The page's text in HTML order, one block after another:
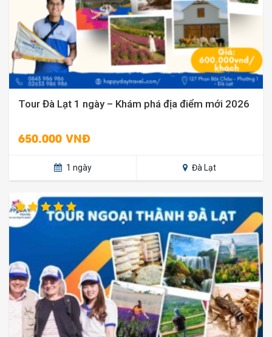
Tour Đà Lạt 1 ngày – Khám phá địa điểm mới 2026
650.000 VNĐ
1 ngày Đà Lạt